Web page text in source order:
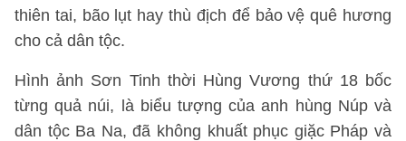
thiên tai, bão lụt hay thù địch để bảo vệ quê hương
cho cả dân tộc.
Hình ảnh Sơn Tinh thời Hùng Vương thứ 18 bốc
từng quả núi, là biểu tượng của anh hùng Núp và
dân tộc Ba Na, đã không khuất phục giặc Pháp và